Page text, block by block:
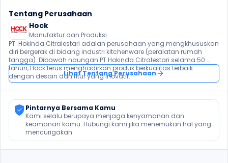
Tentang Perusahaan
Hock
Manufaktur dan Produksi
PT. Hokinda Citralestari adalah perusahaan yang mengkhususkan
diri bergerak di bidang industri kitchenware (peralatan rumah
tangga). Dibawah naungan PT Hokinda Citralestari selama 50
tahun, Hock terus menghadirkan produk berkualitas terbaik
dengan desain dan fitur yang inovatif.
Lihat Tentang Perusahaan
Pintarnya Bersama Kamu
Kami selalu berupaya menjaga kenyamanan dan
keamanan kamu. Hubungi kami jika menemukan hal yang
mencurigakan.